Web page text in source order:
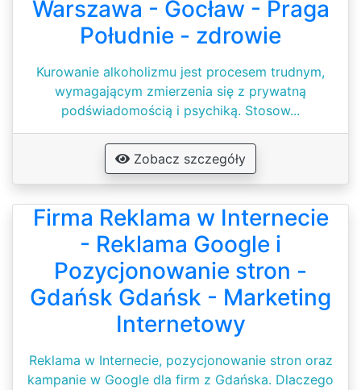
Warszawa - Gocław - Praga
Południe - zdrowie
Kurowanie alkoholizmu jest procesem trudnym,
wymagającym zmierzenia się z prywatną
podświadomością i psychiką. Stosow...
Zobacz szczegóły
Firma Reklama w Internecie
- Reklama Google i
Pozycjonowanie stron -
Gdańsk Gdańsk - Marketing
Internetowy
Reklama w Internecie, pozycjonowanie stron oraz
kampanie w Google dla firm z Gdańska. Dlaczego